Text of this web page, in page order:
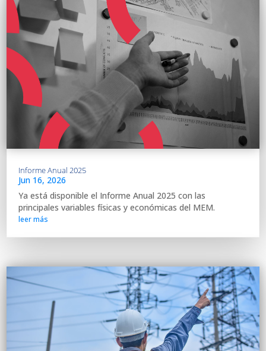
Informe Anual 2025
Jun 16, 2026
Ya está disponible el Informe Anual 2025 con las
principales variables físicas y económicas del MEM.
leer más